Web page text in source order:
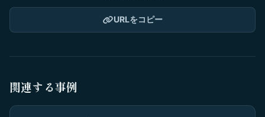
URLをコピー
関連する事例